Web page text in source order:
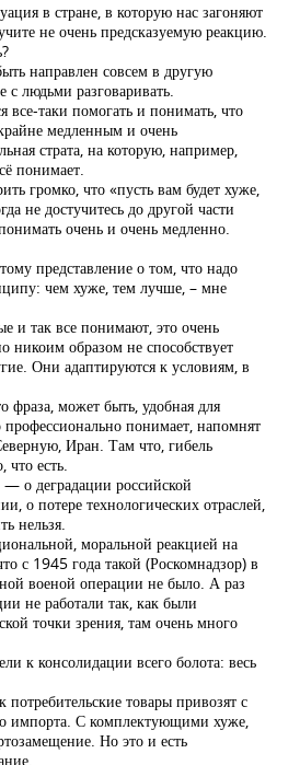
в стране, в которую нас загоняют
не очень предсказуемую реакцию.
направлен совсем в другую
людьми разговаривать.
все-таки помогать и понимать, что
медленным и очень
страта, на которую, например,
понимает.
громко, что «пусть вам будет хуже,
не достучитесь до другой части
очень и очень медленно.
представление о том, что надо
чем хуже, тем лучше, – мне
и так все понимают, это очень
никоим образом не способствует
Они адаптируются к условиям, в
фраза, может быть, удобная для
понимает, напомнят
Иран. Там что, гибель
что есть.
о деградации российской
о потере технологических отраслей,
нельзя.
моральной реакцией на
с 1945 года такой (Роскомнадзор) в
военой операции не было. А раз
не работали так, как были
точки зрения, там очень много
к консолидации всего болота: весь
потребительские товары привозят с
импорта. С комплектующими хуже,
Но это и есть